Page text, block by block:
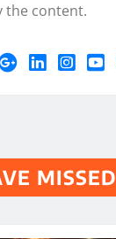
the content.
MISSED